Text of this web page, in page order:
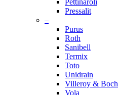
Pettinaroli
Pressalit
–
Purus
Roth
Sanibell
Termix
Toto
Unidrain
Villeroy & Boch
Vola